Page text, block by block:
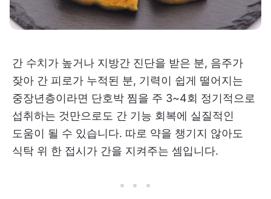
간 수치가 높거나 지방간 진단을 받은 분, 음주가
잦아 간 피로가 누적된 분, 기력이 쉽게 떨어지는
중장년층이라면 단호박 찜을 주 3~4회 정기적으로
섭취하는 것만으로도 간 기능 회복에 실질적인
도움이 될 수 있습니다. 따로 약을 챙기지 않아도
식탁 위 한 접시가 간을 지켜주는 셈입니다.